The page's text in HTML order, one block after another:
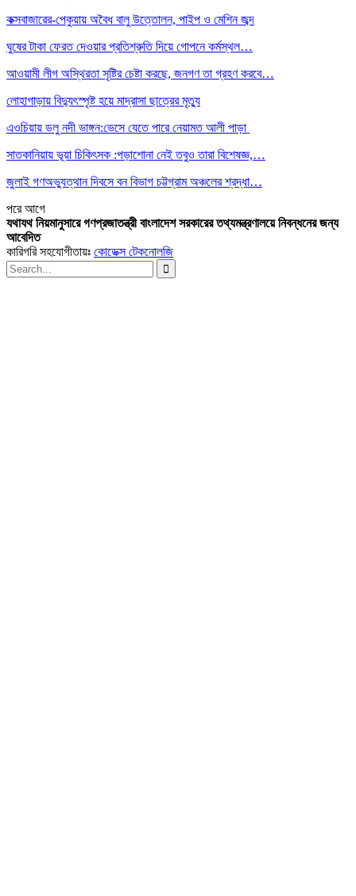
কক্সবাজারের-পেকুয়ায় অবৈধ বালু উত্তোলন, পাইপ ও মেশিন জব্দ
ঘুষের টাকা ফেরত দেওয়ার প্রতিশ্রুতি দিয়ে গোপনে কর্মস্থল…
আওয়ামী লীগ অস্থিরতা সৃষ্টির চেষ্টা করছে, জনগণ তা গ্রহণ করবে…
লোহাগাড়ায় বিদ্যুৎস্পৃষ্ট হয়ে মাদ্রাসা ছাত্রের মৃত্যু
এওচিয়ায় ডলু নদী ভাঙ্গন:ভেসে যেতে পারে নেয়ামত আলী পাড়া
সাতকানিয়ায় ভূয়া চিকিৎসক :পড়াশোনা নেই তবুও তারা বিশেষজ্ঞ,…
জুলাই গণঅভ্যুত্থান দিবসে বন বিভাগ চট্টগ্রাম অঞ্চলের শ্রদ্ধা…
পরেআগে
যথাযথ নিয়মানুসারে গণপ্রজাতন্ত্রী বাংলাদেশ সরকারের তথ্যমন্ত্রণালয়ে নিবন্ধনের জন্য
আবেদিত
কারিগরি সহযোগীতায়ঃ কোডেক্স টেকনোলজি